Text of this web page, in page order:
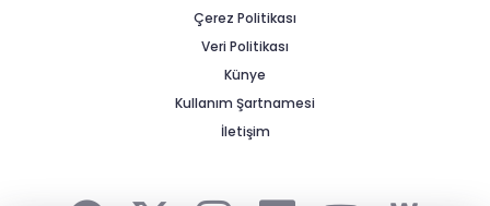
Şiddetli Karın Ağrısına Dikkat!
Sağlık çalışanlarından ücret ve
emeklilik reformu çağrısı
Çerez Politikası
Veri Politikası
Künye
Kullanım Şartnamesi
İletişim